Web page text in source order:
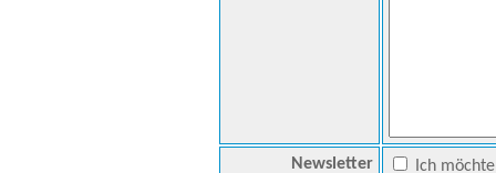
Newsletter Ich